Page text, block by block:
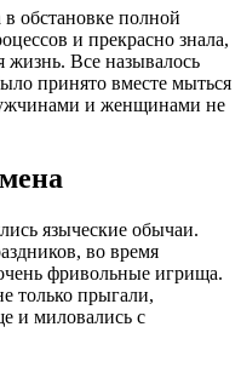
в обстановке полной
и прекрасно знала,
жизнь. Все называлось
принято вместе мыться
и женщинами не
языческие обычаи.
во время
фривольные игрища.
только прыгали,
и миловались с